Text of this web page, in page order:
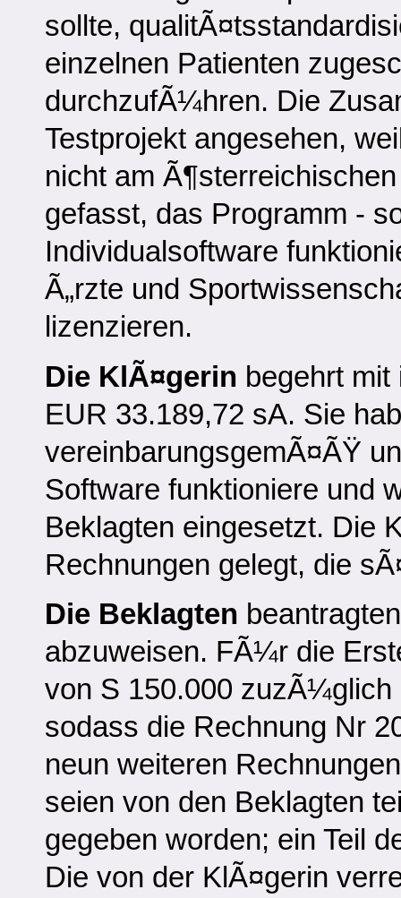
sollte,
einzelnen Patienten
durchzufÃ¼hren. Die
Testprojekt angesehen,
nicht am
gefasst, das Programm -
Individualsoftware
Ã„rzte und
lizenzieren.
Die KlÃ¤gerin begehrt
EUR 33.189,72 sA. Sie
vereinbarungsgemÃ¤ÃŸ
Software funktioniere und
Beklagten eingesetzt. Die
Rechnungen gelegt, die
Die Beklagten
abzuweisen. FÃ¼r die
von S 150.000 zuzÃ¼glich
sodass die Rechnung Nr
neun weiteren
seien von den Beklagten
gegeben worden; ein Teil
Die von der KlÃ¤gerin